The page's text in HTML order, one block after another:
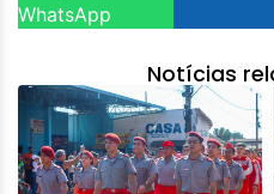
WhatsApp
Notícias